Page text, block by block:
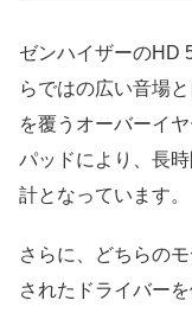
ゼンハイザーのHD
らではの広い音場
を覆うオーバーイ
パッドにより、長
計となっています。
さらに、どちらの
されたドライバー